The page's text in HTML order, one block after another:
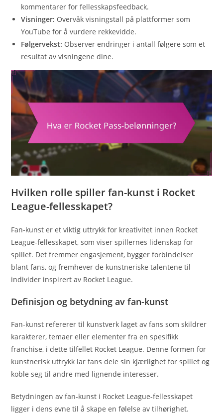
kommentarer for fellesskapsfeedback.
Visninger: Overvåk visningstall på plattformer som
YouTube for å vurdere rekkevidde.
Følgervekst: Observer endringer i antall følgere som et
resultat av visningene dine.
Hvilken rolle spiller fan-kunst i Rocket
League-fellesskapet?
Fan-kunst er et viktig uttrykk for kreativitet innen Rocket
League-fellesskapet, som viser spillernes lidenskap for
spillet. Det fremmer engasjement, bygger forbindelser
blant fans, og fremhever de kunstneriske talentene til
individer inspirert av Rocket League.
Definisjon og betydning av fan-kunst
Fan-kunst refererer til kunstverk laget av fans som skildrer
karakterer, temaer eller elementer fra en spesifikk
franchise, i dette tilfellet Rocket League. Denne formen for
kunstnerisk uttrykk lar fans dele sin kjærlighet for spillet og
koble seg til andre med lignende interesser.
Betydningen av fan-kunst i Rocket League-fellesskapet
ligger i dens evne til å skape en følelse av tilhørighet.